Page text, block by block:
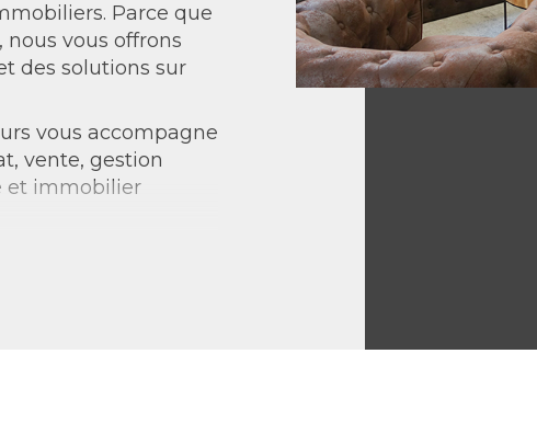
Parce que
vous offrons
des solutions sur
vous accompagne
vente, gestion
et immobilier